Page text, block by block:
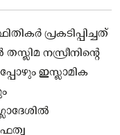
പ്രകടിപ്പിച്ചത്
തസ്ലിമ നസ്രീനിന്റെ
ഇസ്ലാമിക
ഫത്വ